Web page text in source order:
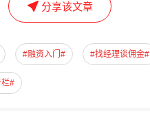
分享该文章
#融资入门# #找经理谈佣金#
#